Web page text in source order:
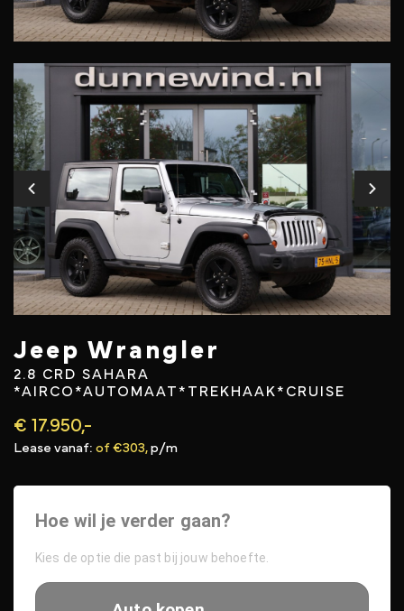
Jeep Wrangler
2.8 CRD SAHARA
*AIRCO*AUTOMAAT*TREKHAAK*CRUISE
€ 17.950,-
Lease vanaf: of €303, p/m